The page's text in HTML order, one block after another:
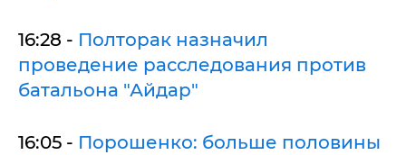
16:28 - Полторак назначил
проведение расследования против
батальона "Айдар"
16:05 - Порошенко: больше половины